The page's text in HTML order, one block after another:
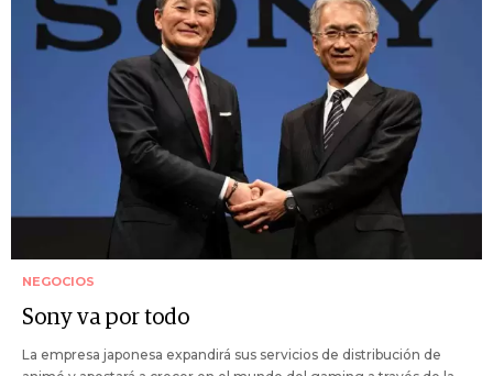
NEGOCIOS
Sony va por todo
La empresa japonesa expandirá sus servicios de distribución de